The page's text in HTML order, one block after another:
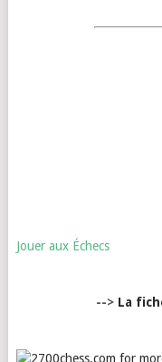
Jouer aux Échecs
--> La